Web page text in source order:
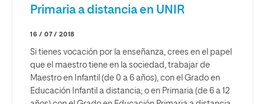
Primaria a distancia en UNIR
16 / 07 / 2018
Si tienes vocación por la enseñanza, crees en el papel
que el maestro tiene en la sociedad, trabajar de
Maestro en Infantil (de 0 a 6 años), con el Grado en
Educación Infantil a distancia; o en Primaria (de 6 a 12